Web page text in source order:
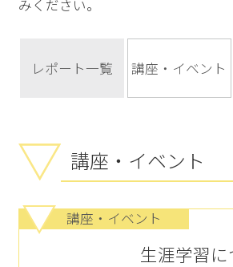
みください。
レポート一覧 講座・イベント
講座・イベント
講座・イベント
生涯学習に